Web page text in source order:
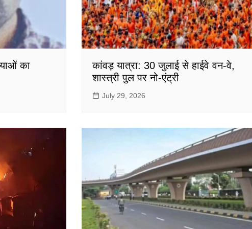
का
कांवड़ यात्रा: 30 जुलाई से हाईवे वन-वे,
शास्त्री पुल पर नो-एंट्री
July 29, 2026